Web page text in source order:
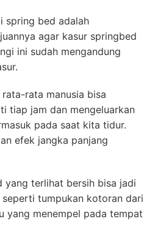
spring bed adalah
agar kasur springbed
ini sudah mengandung
rata manusia bisa
tiap jam dan mengeluarkan
pada saat kita tidur.
efek jangka panjang
yang terlihat bersih bisa jadi
tumpukan kotoran dari
yang menempel pada tempat